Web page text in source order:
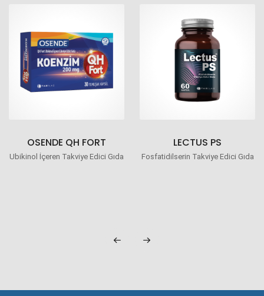
OSENDE QH FORT
Ubikinol İçeren Takviye Edici Gıda
LECTUS PS
Fosfatidilserin Takviye Edici Gıda